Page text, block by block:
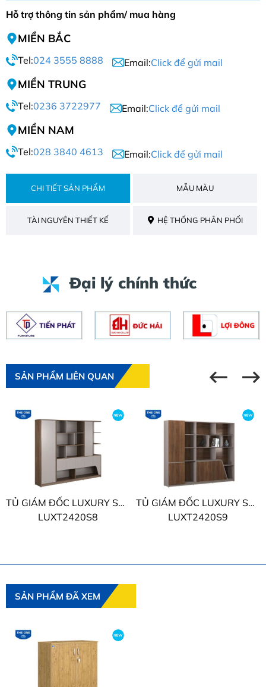
Hỗ trợ thông tin sản phẩm/ mua hàng
MIỀN BẮC
Tel:024 3555 8888 Email:Click để gửi mail
MIỀN TRUNG
Tel:0236 3722977 Email:Click để gửi mail
MIỀN NAM
Tel:028 3840 4613 Email:Click để gửi mail
CHI TIẾT SẢN PHẨM MẪU MÀU
TÀI NGUYÊN THIẾT KẾ HỆ THỐNG PHÂN PHỐI
Đại lý chính thức
SẢN PHẨM LIÊN QUAN
TỦ GIÁM ĐỐC LUXURY SUPREME THE ONE
LUXT2420S8
TỦ GIÁM ĐỐC LUXURY SUPREME THE ONE
LUXT2420S9
SẢN PHẨM ĐÃ XEM